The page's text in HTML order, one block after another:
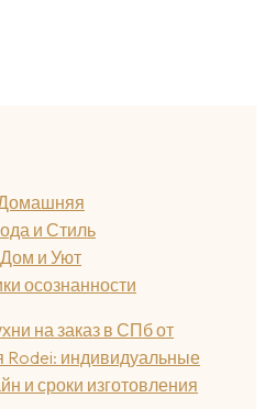
и Стиль
Дом и Уют
осознанности
на заказ в СПб от
Rodei: индивидуальные
и сроки изготовления